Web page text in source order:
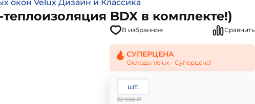
окон Velux Дизайн и Классика
BDX в комплекте!)
В избранное Сравнить
СУПЕРЦЕНА
Оклады Velux - Суперцена!
шт.
32 900₽